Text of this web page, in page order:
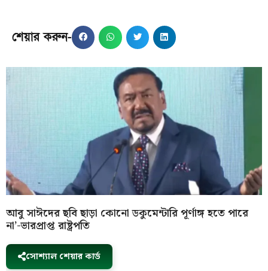
শেয়ার করুন-
আবু সাঈদের ছবি ছাড়া কোনো ডকুমেন্টারি পূর্ণাঙ্গ হতে পারে
না’-ভারপ্রাপ্ত রাষ্ট্রপতি
সোশ্যাল শেয়ার কার্ড